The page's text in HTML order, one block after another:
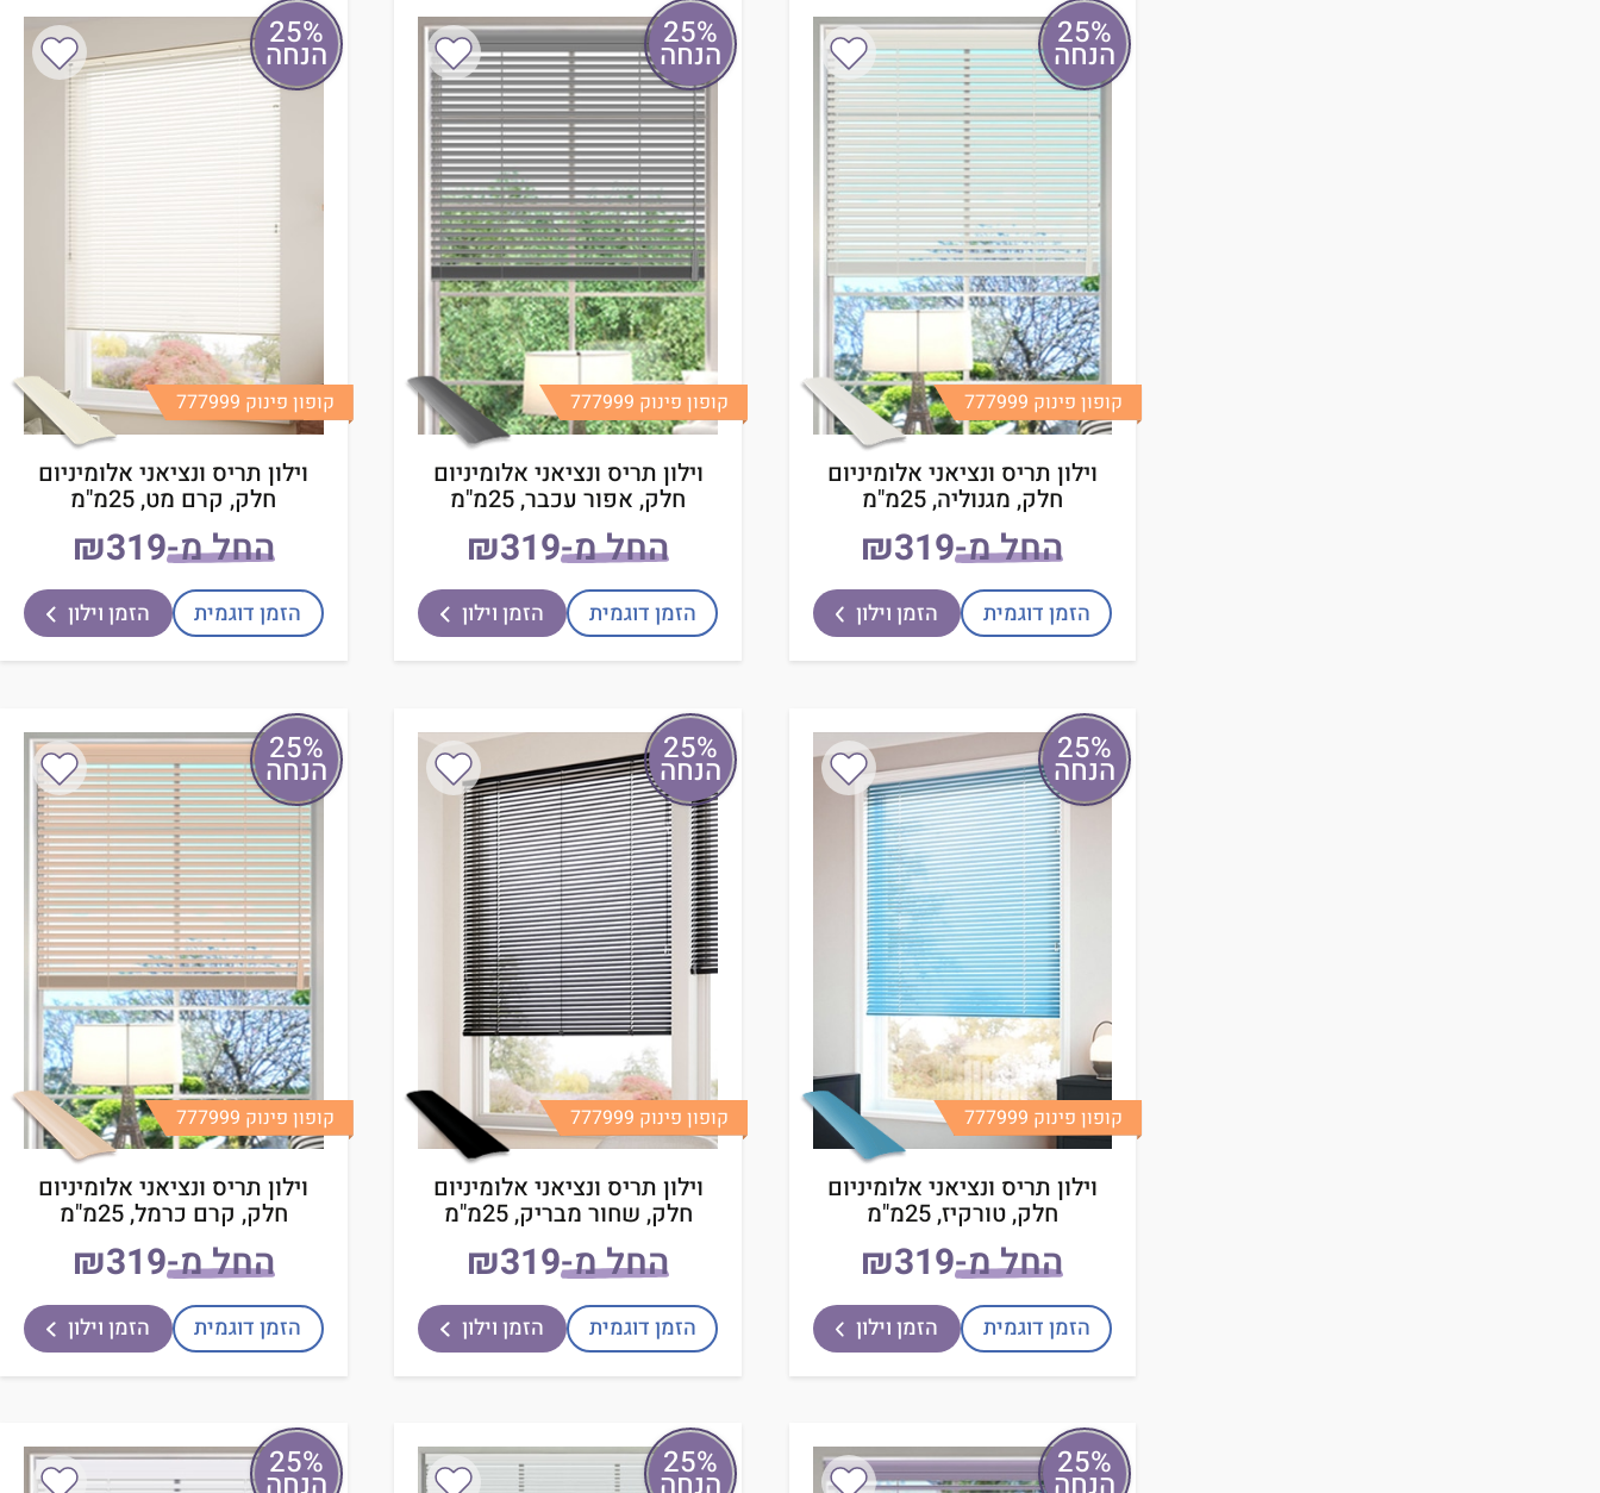
25%
הנחה
קופון פינוק 777999
וילון תריס ונציאני אלומיניום
חלק, מגנוליה, 25מ"מ
החל מ-
‏319
₪
הזמן דוגמית הזמן וילון
25%
הנחה
קופון פינוק 777999
וילון תריס ונציאני אלומיניום
חלק, אפור עכבר, 25מ"מ
החל מ-
‏319
₪
הזמן דוגמית הזמן וילון
25%
הנחה
קופון פינוק 777999
וילון תריס ונציאני אלומיניום
חלק, קרם מט, 25מ"מ
החל מ- ₪
הזמן דוגמית הזמן וילון
25%
הנחה
קופון פינוק 777999
וילון תריס ונציאני אלומיניום
חלק, טורקיז, 25מ"מ
החל מ-
‏319
₪
הזמן דוגמית הזמן וילון
25%
הנחה
קופון פינוק 777999
וילון תריס ונציאני אלומיניום
חלק, שחור מבריק, 25מ"מ
החל מ-
‏319
₪
הזמן דוגמית הזמן וילון
25%
הנחה
קופון פינוק 777999
וילון תריס ונציאני אלומיניום
חלק, קרם כרמל, 25מ"מ
החל מ- ₪
הזמן דוגמית הזמן וילון
25%
25%
25%